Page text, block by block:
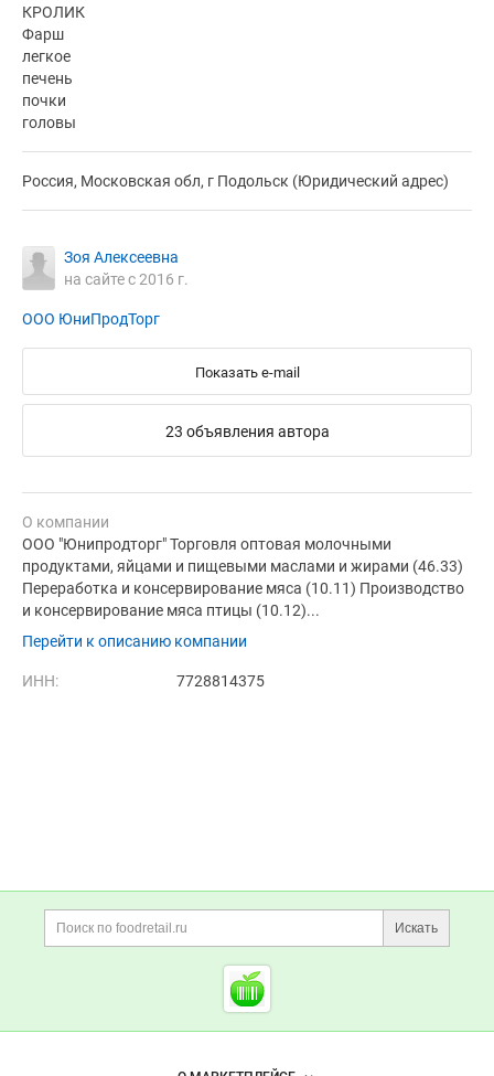
КРОЛИК
Фарш
легкое
печень
почки
головы
Россия, Московская обл, г Подольск (Юридический адрес)
Зоя Алексеевна
на сайте с 2016 г.
ООО ЮниПродТорг
Показать e-mail
23 объявления автора
О компании
ООО "Юнипродторг" Торговля оптовая молочными
продуктами, яйцами и пищевыми маслами и жирами (46.33)
Переработка и консервирование мяса (10.11) Производство
и консервирование мяса птицы (10.12)...
Перейти к описанию компании
ИНН: 7728814375
Дополнительная информация
Поиск по сайту и
Искать
Cсылки на полезные
Foodretail.ru
— продукты